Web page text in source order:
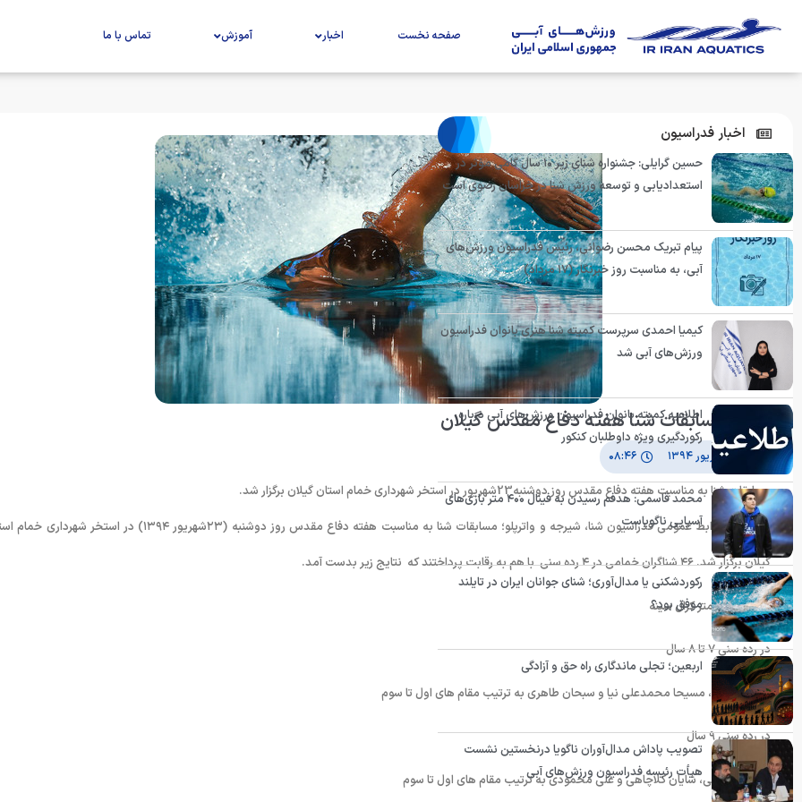
صفحه نخست اخبار آموزش تماس با ما
نتایج مسابقات شنا هفته دفاع مقدس گیلان
۰۸:۴۶
مسابقات شنا به مناسبت هفته دفاع مقدس روز دوشنبه23شهریور در استخر شهرداری خمام استان گیلان برگزار شد.
به گزارش روابط عمومی فدراسیون شنا، شیرجه و واترپلو؛ مسابقات شنا به مناسبت هفته دفاع مقدس روز دوشنبه (۲۳شهریور ۱۳۹۴) در استخر
گیلان برگزار شد. ۴۶ شناگران خمامی در ۴ رده سنی با هم به رقابت پرداختند که نتایج زیر بدست آمد.
در رشته ۲۵ متر کرال سینه
در رده سنی ۷ تا ۸ سال
سپهر صادقی،‌ مسیحا محمدعلی نیا و سبحان طاهری به ترتیب مقام های اول تا سوم
در رده سنی ۹ سال
امیررضا طاعتی،‌ شایان کلاچاهی و علی محمودی به ترتیب مقام های اول تا سوم
اخبار فدراسیون
حسین گرایلی: جشنواره شنای زیر ۱۰ سال گامی مؤثر در
استعدادیابی و توسعه ورزش شنا در خراسان رضوی است
پیام تبریک محسن رضوانی، رئیس فدراسیون ورزش‌های
آبی، به مناسبت روز خبرنگار (۱۷ مرداد)
کیمیا احمدی سرپرست کمیته شنا هنری بانوان فدراسیون
ورزش‌های آبی شد
اطلاعیه کمیته بانوان فدراسیون ورزش‌های آبی درباره
رکوردگیری ویژه داوطلبان کنکور
محمد قاسمی: هدفم رسیدن به فینال ۴۰۰ متر بازی‌های
آسیایی ناگویاست
رکوردشکنی یا مدال‌آوری؛ شنای جوانان ایران در تایلند
موفق بود؟
اربعین؛ تجلی ماندگاری راه حق و آزادگی
تصویب پاداش مدال‌آوران ناگویا درنخستین نشست
هیأت رئیسه فدراسیون ورزش‌های آبی